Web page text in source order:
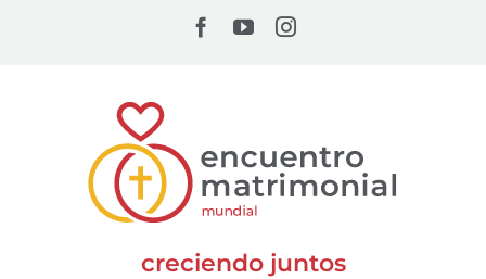
Facebook
YouTubeInstagram
creciendo juntos